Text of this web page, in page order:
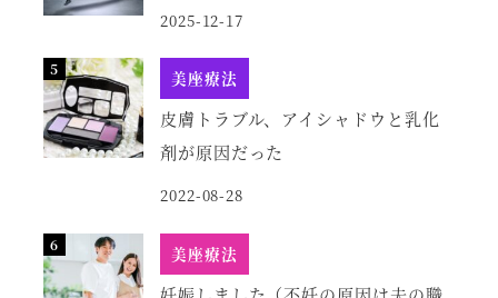
2025-12-17
美座療法
皮膚トラブル、アイシャドウと乳化
剤が原因だった
2022-08-28
美座療法